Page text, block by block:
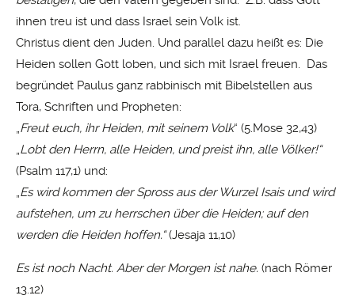
ihnen treu ist und dass Israel sein Volk ist.
Christus dient den Juden. Und parallel dazu heißt es: Die
Heiden sollen Gott loben, und sich mit Israel freuen. Das
begründet Paulus ganz rabbinisch mit Bibelstellen aus
Tora, Schriften und Propheten:
„Freut euch, ihr Heiden, mit seinem Volk“ (5.Mose 32,43)
„Lobt den Herrn, alle Heiden, und preist ihn, alle Völker!“
(Psalm 117,1) und:
„Es wird kommen der Spross aus der Wurzel Isais und wird
aufstehen, um zu herrschen über die Heiden; auf den
werden die Heiden hoffen.“(Jesaja 11,10)
Es ist noch Nacht. Aber der Morgen ist nahe. (nach Römer
13.12)